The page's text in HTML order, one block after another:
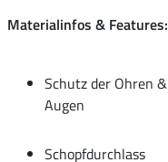
Materialinfos & Features:
Schutz der Ohren &
Augen
Schopfdurchlass